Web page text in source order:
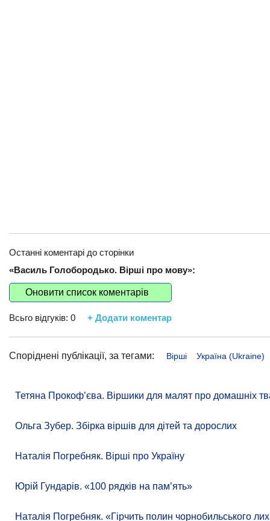
Останні коментарі до сторінки
«Василь Голобородько. Вірші про мову»:
Оновити список коментарів
Всьго відгуків: 0 + Додати коментар
Споріднені публікації, за тегами: Вірші Україна (Ukraine)
Тетяна Прокоф’єва. Віршики для малят про домашніх
Ольга Зубер. Збірка віршів для дітей та дорослих
Наталія Погребняк. Вірші про Україну
Юрій Гундарів. «100 рядків на памʼять»
Наталія Погребняк. «Гірчить полин чорнобильського